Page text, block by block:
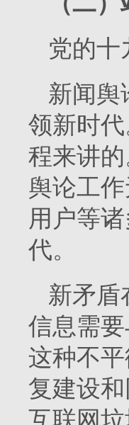
党的十
新闻舆
领新时
程来讲
舆论工
用户等
代。
新矛盾
信息需
这种不
复建设
互联网